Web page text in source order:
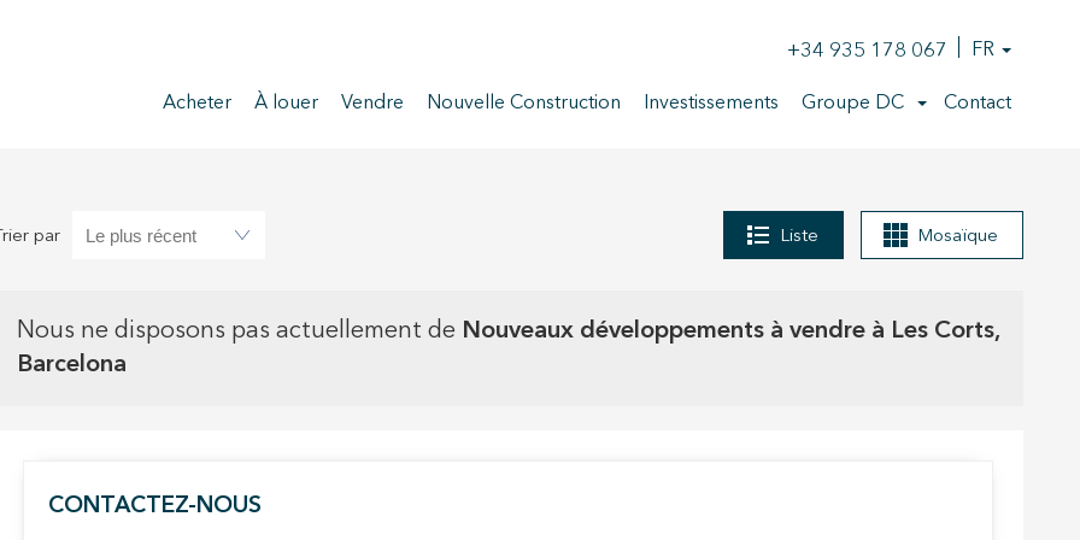
+34 935 178 067 FR
Acheter À louer Vendre Nouvelle Construction Investissements Groupe DC Contact
par Liste Mosaïque
Nous ne disposons pas actuellement de Nouveaux développements à vendre à Les Corts,
Barcelona
CONTACTEZ-NOUS